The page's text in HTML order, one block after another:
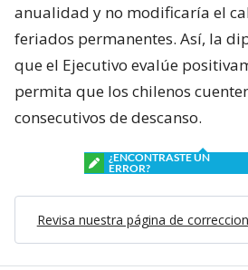
anualidad y no modificaría el
feriados permanentes. Así, la
que el Ejecutivo evalúe
permita que los chilenos
consecutivos de descanso.
¿ENCONTRASTE UN
ERROR?
Revisa nuestra página de